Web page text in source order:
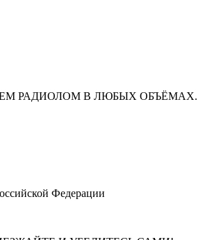
РАДИОЛОМ В ЛЮБЫХ ОБЪЁМАХ.
Федерации